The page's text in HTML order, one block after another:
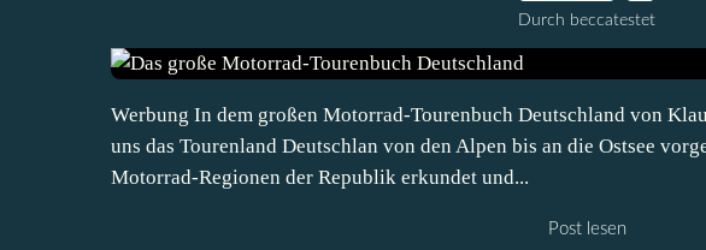
Durch beccatestet
Werbung In dem großen Motorrad-Tourenbuch Deutschland von
uns das Tourenland Deutschlan von den Alpen bis an die Ostsee
Motorrad-Regionen der Republik erkundet und...
Post lesen